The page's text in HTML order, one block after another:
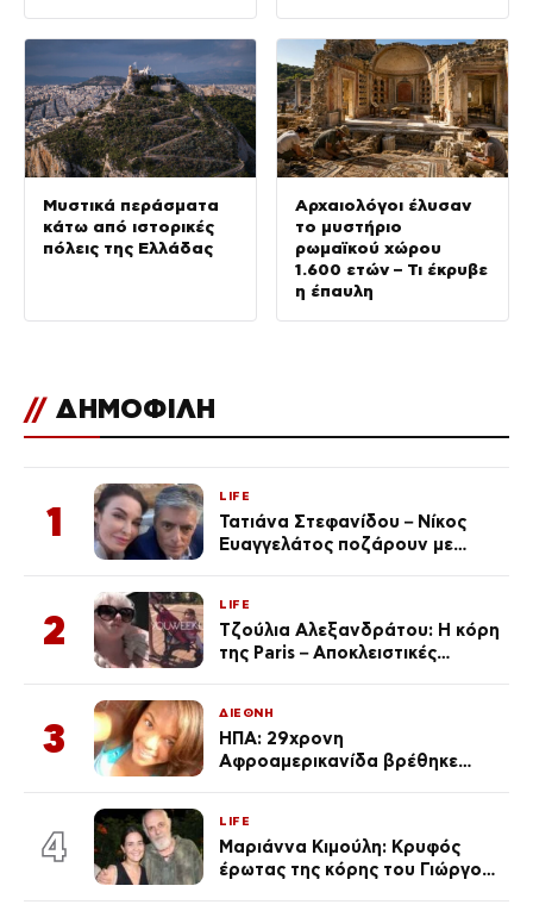
Μυστικά περάσματα
κάτω από ιστορικές
πόλεις της Ελλάδας
Αρχαιολόγοι έλυσαν
το μυστήριο
ρωμαϊκού χώρου
1.600 ετών – Τι έκρυβε
η έπαυλη
// ΔΗΜΟΦΙΛΗ
1
LIFE
Τατιάνα Στεφανίδου – Νίκος
Ευαγγελάτος ποζάρουν με
2
LIFE
Τζούλια Αλεξανδράτου: Η κόρη
της Paris – Αποκλειστικές
3
ΔΙΕΘΝΗ
ΗΠΑ: 29χρονη
Αφροαμερικανίδα βρέθηκε
4
LIFE
Μαριάννα Κιμούλη: Κρυφός
έρωτας της κόρης του Γιώργου,